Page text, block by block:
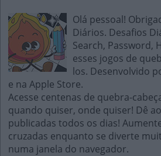
Olá pessoal!
Diários. Desafios
Search, Password,
esses jogos de
los. Desenvolvido
e na Apple Store.
Acesse centenas de quebra-
quando quiser, onde quiser! Dê
publicadas todos os dias!
cruzadas enquanto se diverte
numa janela do navegador.